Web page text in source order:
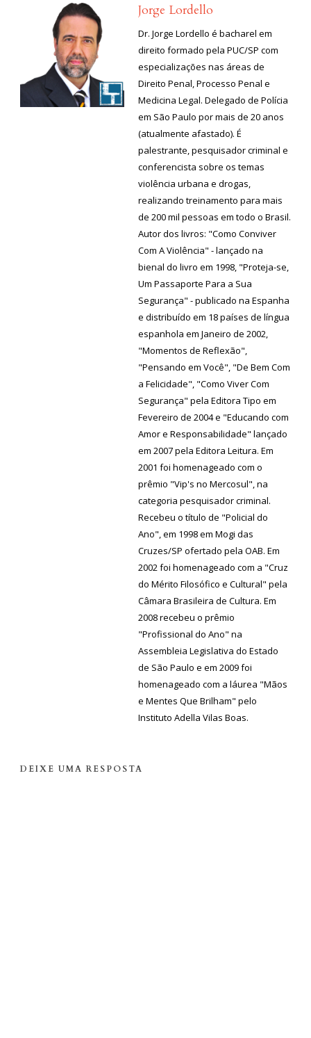
Jorge Lordello
Dr. Jorge Lordello é bacharel em
direito formado pela PUC/SP com
especializações nas áreas de
Direito Penal, Processo Penal e
Medicina Legal. Delegado de Polícia
em São Paulo por mais de 20 anos
(atualmente afastado). É
palestrante, pesquisador criminal e
conferencista sobre os temas
violência urbana e drogas,
realizando treinamento para mais
de 200 mil pessoas em todo o Brasil.
Autor dos livros: "Como Conviver
Com A Violência" - lançado na
bienal do livro em 1998, "Proteja-se,
Um Passaporte Para a Sua
Segurança" - publicado na Espanha
e distribuído em 18 países de língua
espanhola em Janeiro de 2002,
"Momentos de Reflexão",
"Pensando em Você", "De Bem Com
a Felicidade", "Como Viver Com
Segurança" pela Editora Tipo em
Fevereiro de 2004 e "Educando com
Amor e Responsabilidade" lançado
em 2007 pela Editora Leitura. Em
2001 foi homenageado com o
prêmio "Vip's no Mercosul", na
categoria pesquisador criminal.
Recebeu o título de "Policial do
Ano", em 1998 em Mogi das
Cruzes/SP ofertado pela OAB. Em
2002 foi homenageado com a "Cruz
do Mérito Filosófico e Cultural" pela
Câmara Brasileira de Cultura. Em
2008 recebeu o prêmio
"Profissional do Ano" na
Assembleia Legislativa do Estado
de São Paulo e em 2009 foi
homenageado com a láurea "Mãos
e Mentes Que Brilham" pelo
Instituto Adella Vilas Boas.
DEIXE UMA RESPOSTA